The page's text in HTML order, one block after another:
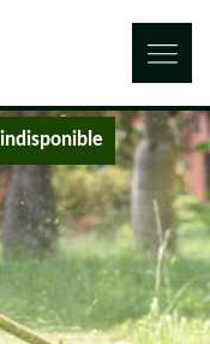
indisponible